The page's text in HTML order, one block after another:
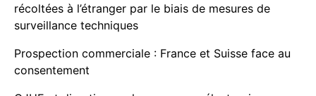
récoltées à l’étranger par le biais de mesures de
surveillance techniques
Prospection commerciale : France et Suisse face au
consentement